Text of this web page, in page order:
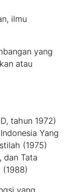
ilmu
yang
atau
tahun 1972)
Yang
(1975)
dan Tata
(1988)